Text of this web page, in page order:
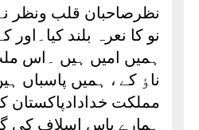
نظرصاحبان قلب ونظر
نو کا نعرہ بلند کیا۔اور
ہمیں امیں ہیں ۔اس
ناٶ کے ، ہمیں پاسباں
مملکت خدادادپاکستان
ہمارے پاس اسلاف کی